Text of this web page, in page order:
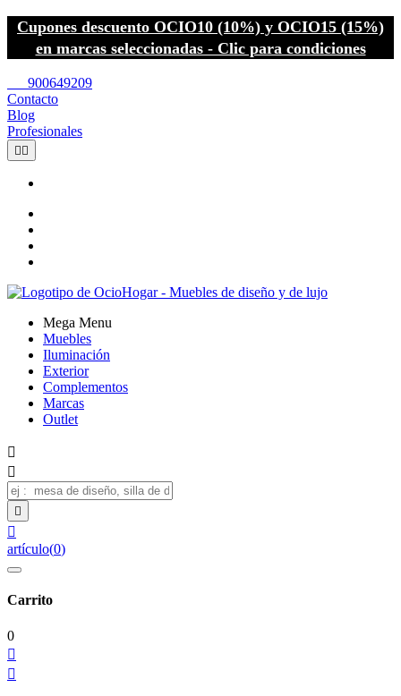
Cupones descuento OCIO10 (10%) y OCIO15 (15%)
en marcas seleccionadas - Clic para condiciones
900649209
Contacto
Blog
Profesionales
 
Mega Menu
Muebles
Iluminación
Exterior
Complementos
Marcas
Outlet




artículo(0)
Carrito
0

